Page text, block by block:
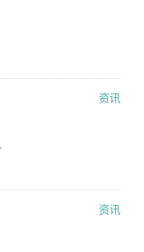
资讯
资讯